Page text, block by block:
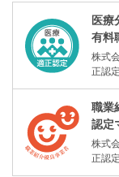
医療
有料
株式
正認
職業
認定
株式
正認